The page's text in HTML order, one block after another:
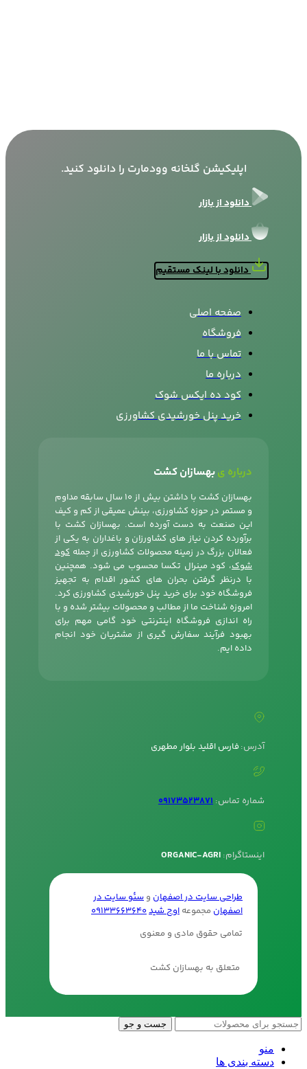
اپلیکیشن گلخانه وودمارت را دانلود کنید.
دانلود از بازار
دانلود از بازار
دانلود با لینک مستقیم
صفحه اصلی
فروشگاه
تماس با ما
درباره ما
کود ده ایکس شوک
خرید پنل خورشیدی کشاورزی
درباره یبهسازان کشت
بهسازان کشت با داشتن بیش از 10 سال سابقه مداوم
و مستمر در حوزه کشاورزی، بینش عمیقی از کم و کیف
این صنعت به دست آورده است. بهسازان کشت با
برآورده کردن نیاز های کشاورزان و باغداران به یکی از
فعالان بزرگ در زمینه محصولات کشاورزی از جمله کود
شوک، کود مینرال تکسا محسوب می شود. همچنین
با درنظر گرفتن بحران های کشور اقدام به تجهیز
فروشگاه خود برای خرید پنل خورشیدی کشاورزی کرد.
امروزه شناخت ما از مطالب و محصولات بیشتر شده و با
راه اندازی فروشگاه اینترنتی خود گامی مهم برای
بهبود فرآیند سفارش گیری از مشتریان خود انجام
داده ایم.
آدرس: فارس اقلید بلوار مطهری
شماره تماس: 09173523871
اینستاگرام: ORGANIC-AGRI
طراحی سایت در اصفهان و سئو سایت در
اصفهان مجموعه اوج شید09133663640
تمامی حقوق مادی و معنوی
متعلق به بهسازان کشت
جست و جو
منو
دسته بندی ها